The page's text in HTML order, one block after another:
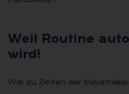
Weil Rou­ti­ne
wird!
Wie zu Zeiten der